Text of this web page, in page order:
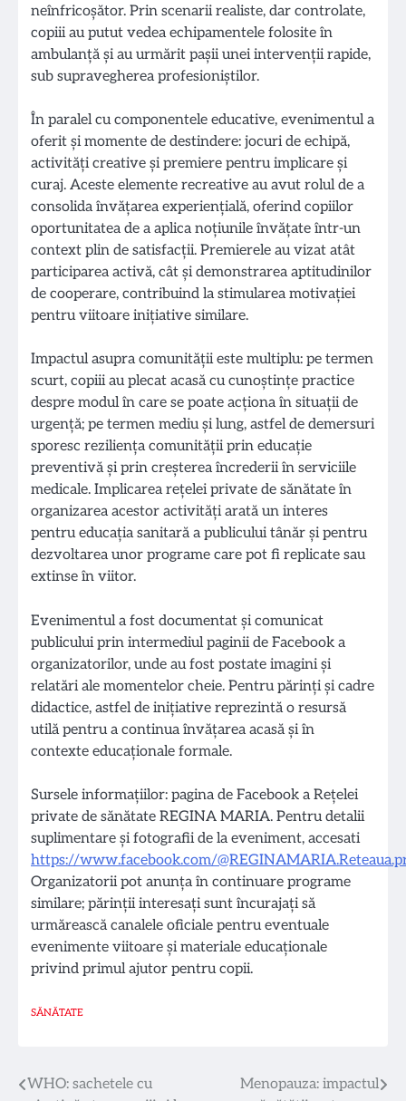
neînfricoșător. Prin scenarii realiste, dar controlate,
copiii au putut vedea echipamentele folosite în
ambulanță și au urmărit pașii unei intervenții rapide,
sub supravegherea profesioniștilor.
În paralel cu componentele educative, evenimentul a
oferit și momente de destindere: jocuri de echipă,
activități creative și premiere pentru implicare și
curaj. Aceste elemente recreative au avut rolul de a
consolida învățarea experiențială, oferind copiilor
oportunitatea de a aplica noțiunile învățate într-un
context plin de satisfacții. Premierele au vizat atât
participarea activă, cât și demonstrarea aptitudinilor
de cooperare, contribuind la stimularea motivației
pentru viitoare inițiative similare.
Impactul asupra comunității este multiplu: pe termen
scurt, copiii au plecat acasă cu cunoștințe practice
despre modul în care se poate acționa în situații de
urgență; pe termen mediu și lung, astfel de demersuri
sporesc reziliența comunității prin educație
preventivă și prin creșterea încrederii în serviciile
medicale. Implicarea rețelei private de sănătate în
organizarea acestor activități arată un interes
pentru educația sanitară a publicului tânăr și pentru
dezvoltarea unor programe care pot fi replicate sau
extinse în viitor.
Evenimentul a fost documentat și comunicat
publicului prin intermediul paginii de Facebook a
organizatorilor, unde au fost postate imagini și
relatări ale momentelor cheie. Pentru părinți și cadre
didactice, astfel de inițiative reprezintă o resursă
utilă pentru a continua învățarea acasă și în
contexte educaționale formale.
Sursele informațiilor: pagina de Facebook a Rețelei
private de sănătate REGINA MARIA. Pentru detalii
suplimentare și fotografii de la eveniment, accesati
https://www.facebook.com/
Organizatorii pot anunța în continuare programe
similare; părinții interesați sunt încurajați să
urmărească canalele oficiale pentru eventuale
evenimente viitoare și materiale educaționale
privind primul ajutor pentru copii.
SĂNĂTATE
Navigare
WHO: sachetele cu
Menopauza: impactul